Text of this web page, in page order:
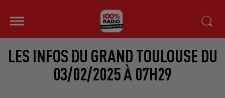
LES INFOS DU GRAND TOULOUSE DU
03/02/2025 À 07H29